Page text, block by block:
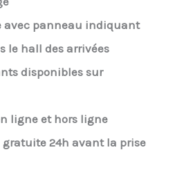
avec panneau indiquant
le hall des arrivées
disponibles sur
ligne et hors ligne
24h avant la prise